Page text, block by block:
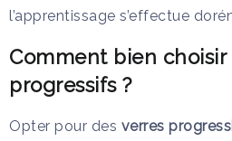
l’apprentissage s’effectue
Comment bien choisir
progressifs ?
Opter pour des verres